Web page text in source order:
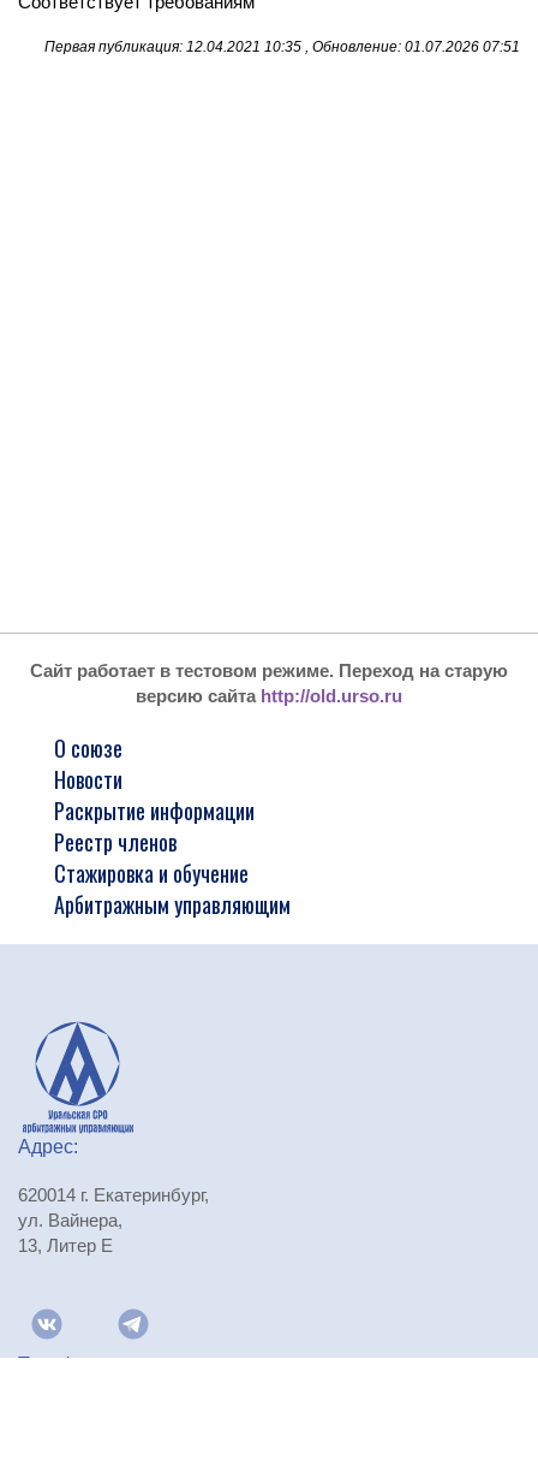
Первая публикация: 12.04.2021 10:35 , Обновление: 01.07.2026 07:51
Сайт работает в тестовом режиме. Переход на старую
версию сайта http://old.urso.ru
О союзе
Новости
Раскрытие информации
Реестр членов
Стажировка и обучение
Арбитражным управляющим
Адрес:
620014 г. Екатеринбург,
ул. Вайнера,
13, Литер Е
Телефоны: